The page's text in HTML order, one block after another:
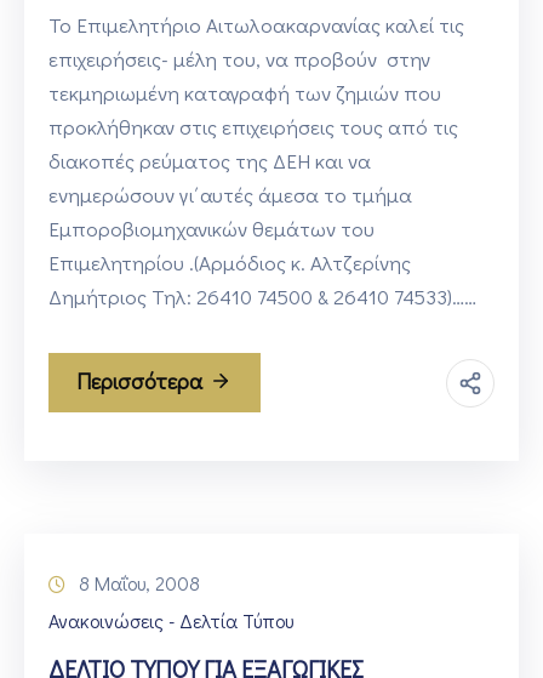
Το Επιμελητήριο Αιτωλοακαρνανίας καλεί τις
επιχειρήσεις- μέλη του, να προβούν στην
τεκμηριωμένη καταγραφή των ζημιών που
προκλήθηκαν στις επιχειρήσεις τους από τις
διακοπές ρεύματος της ΔΕΗ και να
ενημερώσουν γι΄αυτές άμεσα το τμήμα
Εμποροβιομηχανικών θεμάτων του
Επιμελητηρίου .(Αρμόδιος κ. Αλτζερίνης
Δημήτριος Τηλ: 26410 74500 & 26410 74533)……
Περισσότερα
8 Μαΐου, 2008
Ανακοινώσεις - Δελτία Τύπου
ΔΕΛΤΙΟ ΤΥΠΟΥ ΓΙΑ ΕΞΑΓΩΓΙΚΕΣ